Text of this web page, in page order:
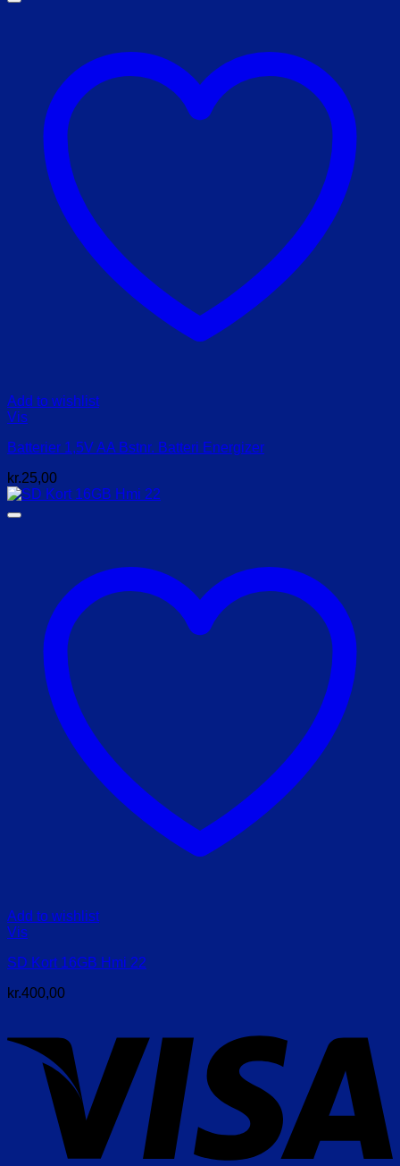
Add to wishlist
Vis
Batterier 1,5V AA Bstnr. Batteri Energizer
kr.25,00
Add to wishlist
Vis
SD Kort 16GB Hmi 22
kr.400,00